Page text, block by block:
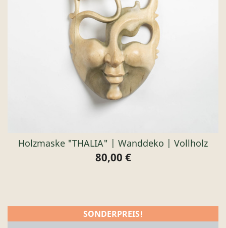
Holzmaske "THALIA" | Wanddeko | Vollholz
Preis
80,00 €
SONDERPREIS!